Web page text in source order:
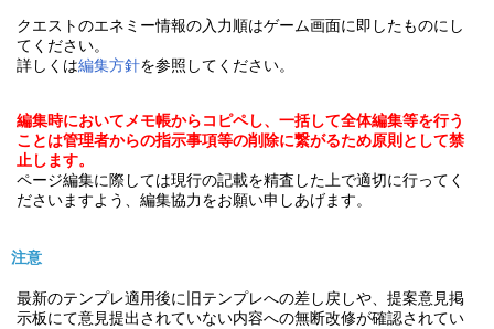
クエストのエネミー情報の入力順はゲーム画面に即したものにし
てください。
詳しくは編集方針を参照してください。
編集時においてメモ帳からコピペし、一括して全体編集等を行う
ことは管理者からの指示事項等の削除に繋がるため原則として禁
止します。
ページ編集に際しては現行の記載を精査した上で適切に行ってく
ださいますよう、編集協力をお願い申しあげます。
注意
最新のテンプレ適用後に旧テンプレへの差し戻しや、提案意見掲
示板にて意見提出されていない内容への無断改修が確認されてい